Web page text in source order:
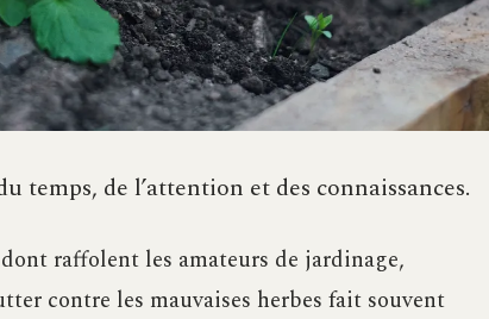
temps, de l’attention et des connaissances.
raffolent les amateurs de jardinage,
contre les mauvaises herbes fait souvent